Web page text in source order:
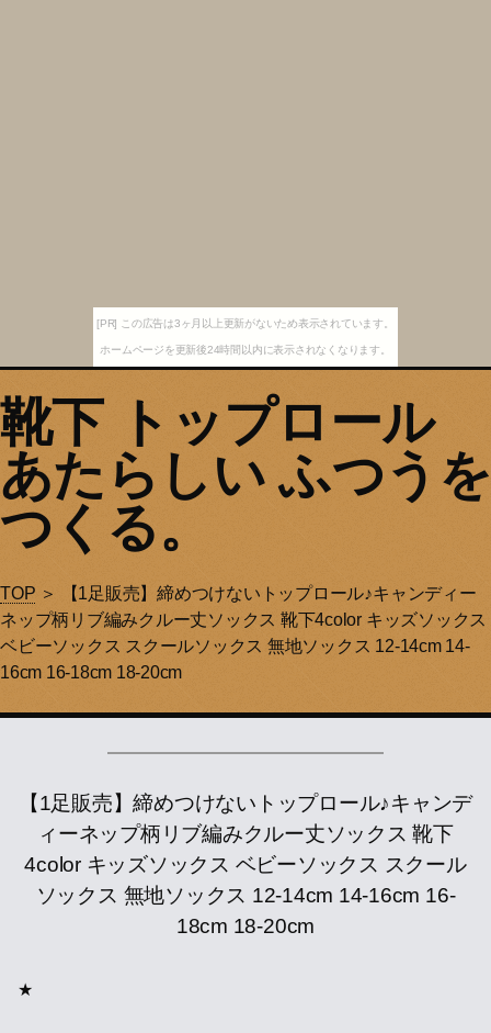
[PR] この広告は3ヶ月以上更新がないため表示されています。
ホームページを更新後24時間以内に表示されなくなります。
靴下 トップロール
あたらしい ふつうを
つくる。
TOP ＞ 【1足販売】締めつけないトップロール♪キャンディー
ネップ柄リブ編みクルー丈ソックス 靴下4color キッズソックス
ベビーソックス スクールソックス 無地ソックス 12-14cm 14-
16cm 16-18cm 18-20cm
【1足販売】締めつけないトップロール♪キャンデ
ィーネップ柄リブ編みクルー丈ソックス 靴下
4color キッズソックス ベビーソックス スクール
ソックス 無地ソックス 12-14cm 14-16cm 16-
18cm 18-20cm
★